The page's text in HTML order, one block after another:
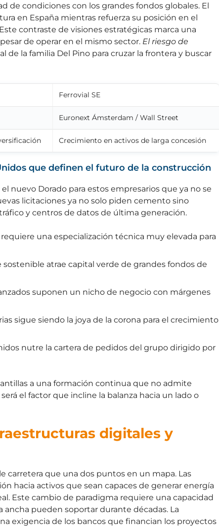
condiciones con los grandes fondos globales. El
en España mientras refuerza su posición en el
contraste de visiones estratégicas marca una
de operar en el mismo sector. El riesgo de
de la familia Del Pino para cruzar la frontera y buscar
Ferrovial SE
Euronext Ámsterdam / Wall Street
Crecimiento en activos de larga concesión
que definen el futuro de la construcción
nuevo Dorado para estos empresarios que ya no se
licitaciones ya no solo piden cemento sino
y centros de datos de última generación.
una especialización técnica muy elevada para
atrae capital verde de grandes fondos de
suponen un nicho de negocio con márgenes
sigue siendo la joya de la corona para el crecimiento
nutre la cartera de pedidos del grupo dirigido por
a una formación continua que no admite
será el factor que incline la balanza hacia un lado o
digitales y
carretera que una dos puntos en un mapa. Las
hacia activos que sean capaces de generar energía
Este cambio de paradigma requiere una capacidad
pueden soportar durante décadas. La
exigencia de los bancos que financian los proyectos